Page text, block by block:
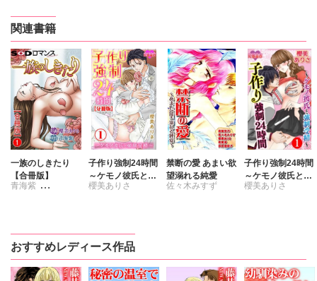
関連書籍
一族のしきたり
【合冊版】
青海紫
子作り強制24時間
～ケモノ彼氏と強
制受精～ 分冊版
櫻美ありさ
禁断の愛 あまい欲
望溺れる純愛
佐々木みすず
子作り強制24時間
～ケモノ彼氏と強
制受精～
櫻美ありさ
おすすめレディース作品